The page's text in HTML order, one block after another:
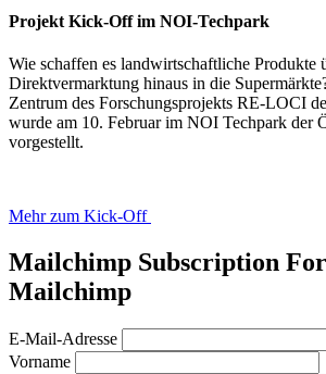
Projekt Kick-Off im NOI-Techpark
Wie schaffen es landwirtschaftliche Produkte
Direktvermarktung hinaus in die
Zentrum des Forschungsprojekts RE-LOCI
wurde am 10. Februar im NOI Techpark der
vorgestellt.
Mehr zum Kick-Off
Mailchimp Subscription
Mailchimp
E-Mail-Adresse
Vorname